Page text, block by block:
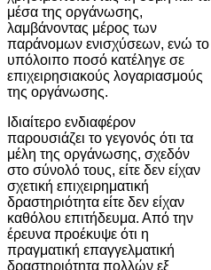
μέσα της οργάνωσης,
λαμβάνοντας μέρος των
παράνομων ενισχύσεων, ενώ το
υπόλοιπο ποσό κατέληγε σε
επιχειρησιακούς λογαριασμούς
της οργάνωσης.
Ιδιαίτερο ενδιαφέρον
παρουσιάζει το γεγονός ότι τα
μέλη της οργάνωσης, σχεδόν
στο σύνολό τους, είτε δεν είχαν
σχετική επιχειρηματική
δραστηριότητα είτε δεν είχαν
καθόλου επιτήδευμα. Από την
έρευνα προέκυψε ότι η
πραγματική επαγγελματική
δραστηριότητα πολλών εξ